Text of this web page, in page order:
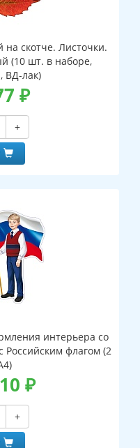
скотче. Листочки.
(10 шт. в наборе,
ВД-лак)
₽
+
интерьера со
Российским флагом (2
₽
+